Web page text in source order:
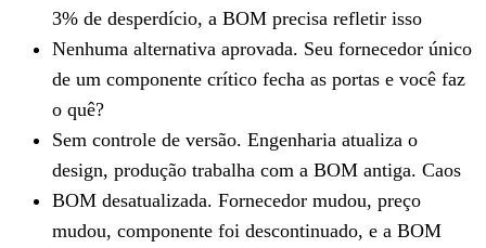
3% de desperdício, a BOM precisa refletir isso
Nenhuma alternativa aprovada. Seu fornecedor único
de um componente crítico fecha as portas e você faz
o quê?
Sem controle de versão. Engenharia atualiza o
design, produção trabalha com a BOM antiga. Caos
BOM desatualizada. Fornecedor mudou, preço
mudou, componente foi descontinuado, e a BOM